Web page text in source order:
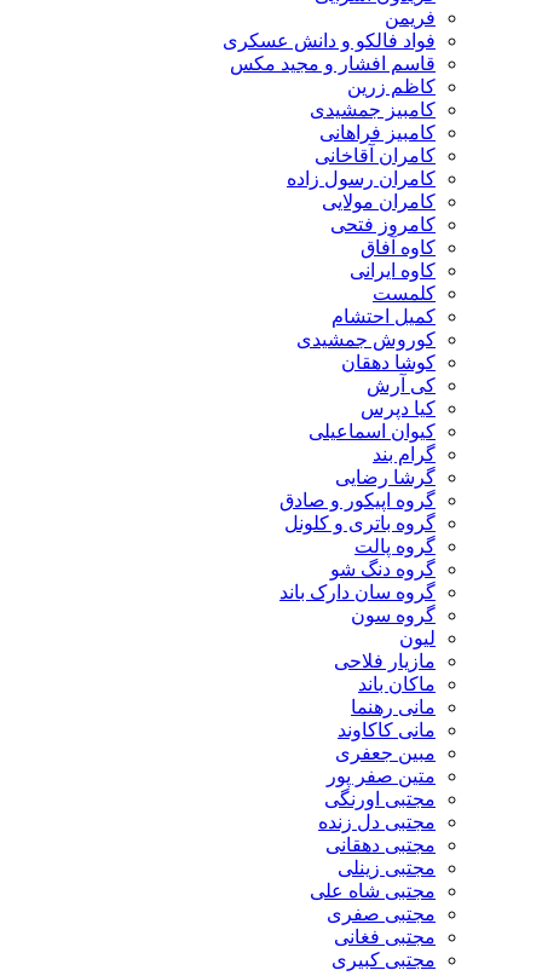
فریمن
فواد فالکو و دانش عسکری
قاسم افشار و مجید مکس
کاظم زرین
کامبیز جمشیدی
کامبیز فراهانی
کامران آقاخانی
کامران رسول زاده
کامران مولایی
کامروز فتحی
کاوه آفاق
کاوه ایرانی
کلمست
کمیل احتشام
کوروش جمشیدی
کوشا دهقان
کی آرش
کیا دپرس
کیوان اسماعیلی
گرام بند
گرشا رضایی
گروه اپیکور و صادق
گروه باتری و کلونل
گروه پالت
گروه دنگ شو
گروه سان دارک باند
گروه سون
لیون
مازیار فلاحی
ماکان باند
مانی رهنما
مانی کاکاوند
مبین جعفری
متین صفر پور
مجتبی اورنگی
مجتبی دل زنده
مجتبی دهقانی
مجتبی زینلی
مجتبی شاه علی
مجتبی صفری
مجتبی فغانی
مجتبی کبیری